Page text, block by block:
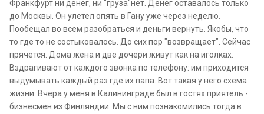
Франкфурт ни денег, ни "груза"нет. Денег оставалось только
до Москвы. Он улетел опять в Гану уже через неделю.
Пообещал во всем разобраться и деньги вернуть. Якобы, что
то где то не состыковалось. До сих пор "возвращает". Сейчас
прячется. Дома жена и две дочери живут как на иголках.
Вздрагивают от каждого звонка по телефону: им приходится
выдумывать каждый раз где их папа. Вот такая у него схема
жизни. Вчера у меня в Калининграде был в гостях приятель -
бизнесмен из Финляндии. Мы с ним познакомились тогда в